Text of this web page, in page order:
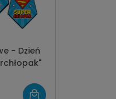
- Dzień